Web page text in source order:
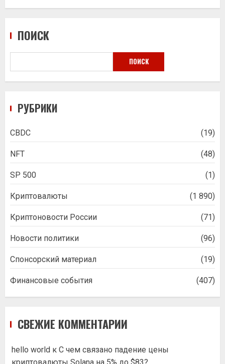
ПОИСК
ПОИСК
РУБРИКИ
CBDC (19)
NFT (48)
SP 500 (1)
Криптовалюты (1 890)
Криптоновости России (71)
Новости политики (96)
Спонсорский материал (19)
Финансовые события (407)
СВЕЖИЕ КОММЕНТАРИИ
hello world к С чем связано падение цены